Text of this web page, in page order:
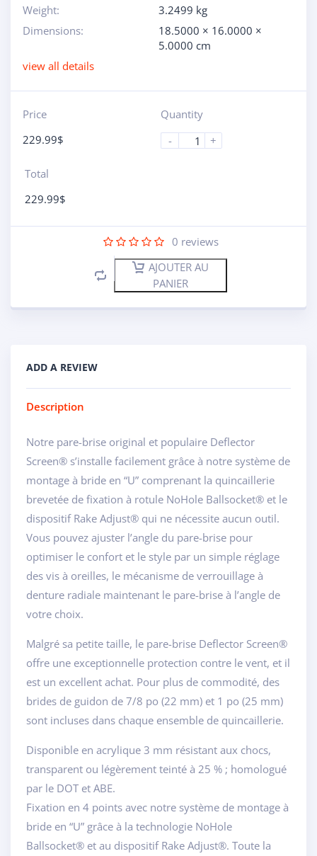
Weight:
3.2499 kg
Dimensions:
18.5000 × 16.0000 ×
5.0000 cm
view all details
Price
229.99$
Quantity
-
+
Total
229.99$
0 reviews
AJOUTER AU
PANIER
ADD A REVIEW
Description
Notre pare-brise original et populaire Deflector
Screen® s’installe facilement grâce à notre système de
montage à bride en “U” comprenant la quincaillerie
brevetée de fixation à rotule NoHole Ballsocket® et le
dispositif Rake Adjust® qui ne nécessite aucun outil.
Vous pouvez ajuster l’angle du pare-brise pour
optimiser le confort et le style par un simple réglage
des vis à oreilles, le mécanisme de verrouillage à
denture radiale maintenant le pare-brise à l’angle de
votre choix.
Malgré sa petite taille, le pare-brise Deflector Screen®
offre une exceptionnelle protection contre le vent, et il
est un excellent achat. Pour plus de commodité, des
brides de guidon de 7/8 po (22 mm) et 1 po (25 mm)
sont incluses dans chaque ensemble de quincaillerie.
Disponible en acrylique 3 mm résistant aux chocs,
transparent ou légèrement teinté à 25 % ; homologué
par le DOT et ABE.
Fixation en 4 points avec notre système de montage à
bride en “U” grâce à la technologie NoHole
Ballsocket® et au dispositif Rake Adjust®. Toute la